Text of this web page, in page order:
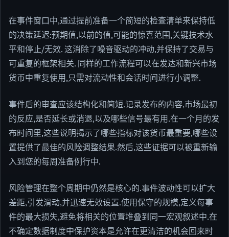
在事件窗口中,通过提前准备一个简短的检查清单来保持低
的决策延迟:预期值,以前的值,可能的惊喜范围,关键技术水
平和停止/无效. 这消除了噪音驱动的冲动,并保持了交易与
可重复的框架相关. 同样的工作流程可以在发达和新兴市场
货币中重复使用,只需对流动性和会话时间进行小调整.
事件后的审查应该结构化和简短.记录发布的内容,市场最初
的反应,是否延长或消退,以及哪些信号最有用.在一个月的发
布时间里,这些说明揭示了哪些指标对该货币最重要,哪些设
置提供了最佳的风险调整结果.然后,这些证据可以被重新输
入到您的每周准备例行中.
风险管理在整个周期中仍然是核心的.事件波动性可以扩大
差距,引发滑动,并迅速无效设置.使用保守的规模,定义每事
件的最大损失,避免将相关的位置堆叠到同一宏观叙述中.在
不确定数据制度中保护资本是允许在更清洁的机会回来时